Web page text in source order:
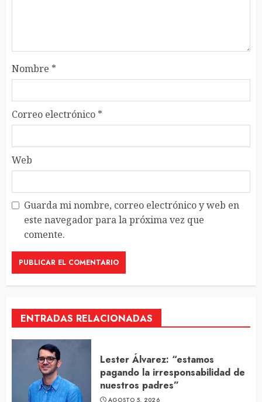
Nombre *
Correo electrónico *
Web
Guarda mi nombre, correo electrónico y web en
este navegador para la próxima vez que
comente.
ENTRADAS RELACIONADAS
Lester Álvarez: “estamos
pagando la irresponsabilidad de
nuestros padres”
AGOSTO 5, 2026